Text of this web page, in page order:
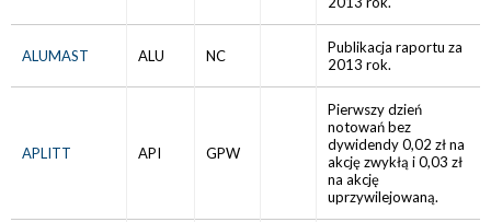
ALUMAST ALU NC
Publikacja raportu za
2013 rok.
APLITT API GPW
Pierwszy dzień
notowań bez
dywidendy 0,02 zł na
akcję zwykłą i 0,03 zł
na akcję
uprzywilejowaną.